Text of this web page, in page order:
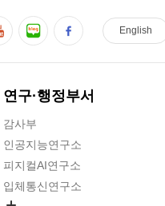
연구·행정부서
감사부
인공지능연구소
피지컬AI연구소
입체통신연구소
English